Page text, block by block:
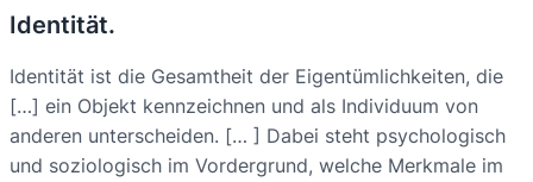
Identität.
Identität ist die Gesamtheit der Eigentümlichkeiten, die
[…] ein Objekt kennzeichnen und als Individuum von
anderen unterscheiden. [… ] Dabei steht psychologisch
und soziologisch im Vordergrund, welche Merkmale im